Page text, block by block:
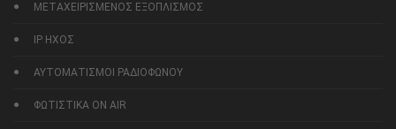
ΜΕΤΑΧΕΙΡΙΣΜΕΝΟΣ ΕΞΟΠΛΙΣΜΟΣ
IP ΗΧΟΣ
ΑΥΤΟΜΑΤΙΣΜΟΙ ΡΑΔΙΟΦΩΝΟΥ
ΦΩΤΙΣΤΙΚΑ ON AIR